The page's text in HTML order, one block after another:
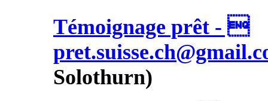
Témoignage prêt - 
Solothurn)